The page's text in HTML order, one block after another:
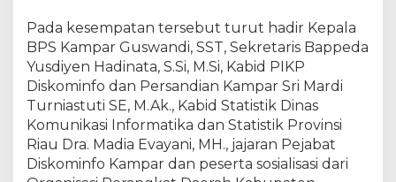
a
r
A
a
k
a
n
S
Pada kesempatan tersebut turut hadir Kepala
BPS Kampar Guswandi, SST, Sekretaris Bappeda
Yusdiyen Hadinata, S.Si, M.Si, Kabid PIKP
Diskominfo dan Persandian Kampar Sri Mardi
Turniastuti SE, M.Ak., Kabid Statistik Dinas
Komunikasi Informatika dan Statistik Provinsi
Riau Dra. Madia Evayani, MH., jajaran Pejabat
Diskominfo Kampar dan peserta sosialisasi dari